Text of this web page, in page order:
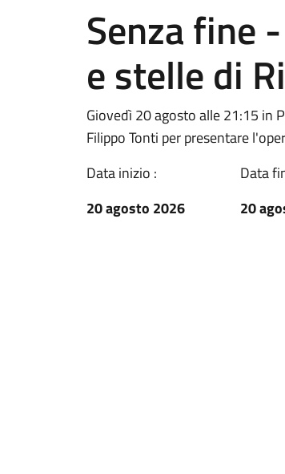
Senza fine
e stelle di
Giovedì 20 agosto alle 21:15 in
Filippo Tonti per presentare
Data inizio :
20 agosto 2026
Data
20